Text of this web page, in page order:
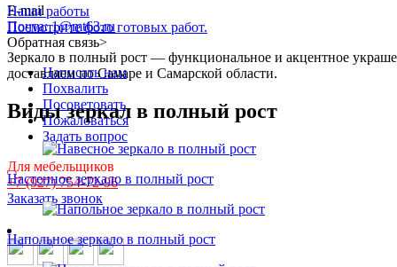
E-mail
Почта: 1@mt63.ru
Обратная связь>
Написать нам
Похвалить
Посоветовать
Пожаловаться
Задать вопрос
Для мебельщиков
+7 (927) 754-72-96
Заказать звонок
Наши работы
Посмотрите фото готовых работ.
Зеркало в полный рост — функциональное и акцентное
доставляем по Самаре и Самарской области.
Виды зеркал в полный рост
Настенное зеркало в полный рост
Напольное зеркало в полный рост